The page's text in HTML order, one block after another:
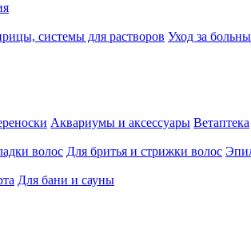
системы для растворов Уход за
Аквариумы и аксессуары Ветаптека
волос Для бритья и стрижки волос
Для бани и сауны